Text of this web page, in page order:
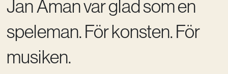
Jan Åman var glad som en
speleman. För konsten. För
musiken.